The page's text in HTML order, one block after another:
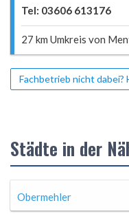
Tel: 03606 613176
27 km Umkreis von
Fachbetrieb nicht dabei?
Städte in der
Obermehler